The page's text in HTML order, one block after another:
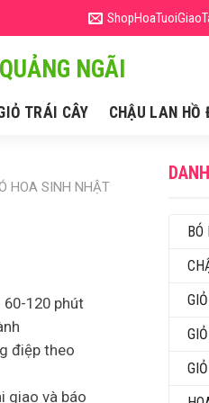
NGÃI
TRÁI CÂY CHẬU LAN HỒ
BÓ
HOA SINH NHẬT
120 phút
điệp theo
giao và báo